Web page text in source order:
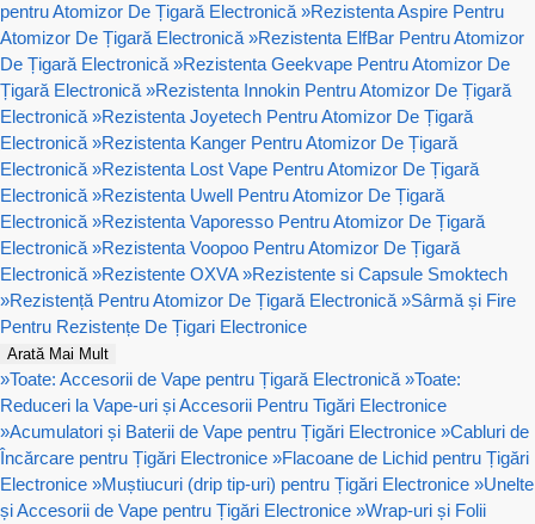
pentru Atomizor De Țigară Electronică »Rezistenta Aspire Pentru
Atomizor De Țigară Electronică »Rezistenta ElfBar Pentru Atomizor
De Țigară Electronică »Rezistenta Geekvape Pentru Atomizor De
Țigară Electronică »Rezistenta Innokin Pentru Atomizor De Țigară
Electronică »Rezistenta Joyetech Pentru Atomizor De Țigară
Electronică »Rezistenta Kanger Pentru Atomizor De Țigară
Electronică »Rezistenta Lost Vape Pentru Atomizor De Țigară
Electronică »Rezistenta Uwell Pentru Atomizor De Țigară
Electronică »Rezistenta Vaporesso Pentru Atomizor De Țigară
Electronică »Rezistenta Voopoo Pentru Atomizor De Țigară
Electronică »Rezistente OXVA »Rezistente si Capsule Smoktech
»Rezistență Pentru Atomizor De Țigară Electronică »Sârmă și Fire
Pentru Rezistențe De Țigari Electronice
Arată Mai Mult
»Toate: Accesorii de Vape pentru Țigară Electronică »Toate:
Reduceri la Vape-uri și Accesorii Pentru Tigări Electronice
»Acumulatori și Baterii de Vape pentru Țigări Electronice »Cabluri de
Încărcare pentru Țigări Electronice »Flacoane de Lichid pentru Țigări
Electronice »Muștiucuri (drip tip-uri) pentru Țigări Electronice »Unelte
și Accesorii de Vape pentru Țigări Electronice »Wrap-uri și Folii